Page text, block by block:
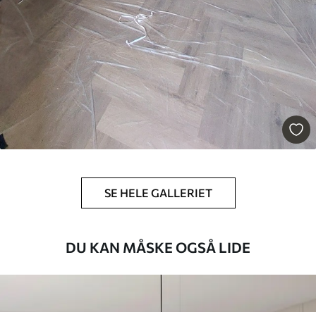
SE HELE GALLERIET
DU KAN MÅSKE OGSÅ LIDE